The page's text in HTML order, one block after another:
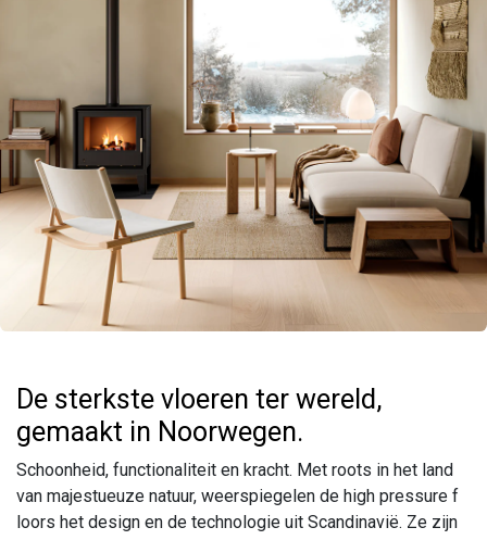
De sterkste vloeren ter wereld,
gemaakt in Noorwegen.
Schoonheid, functionaliteit en kracht. Met roots in het land
van majestueuze natuur, weerspiegelen de high pressure f
loors het design en de technologie uit Scandinavië. Ze zijn